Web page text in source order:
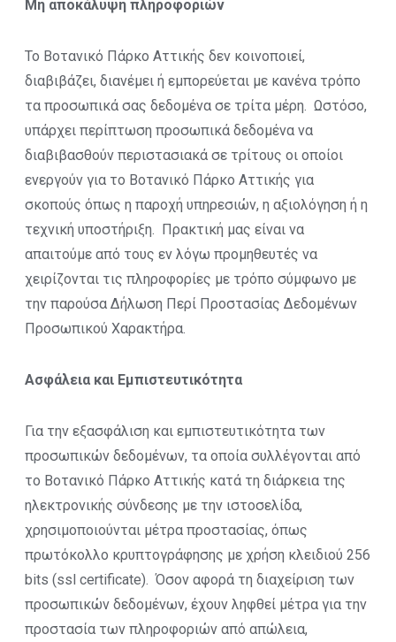
Μη αποκάλυψη πληροφοριών
Το Βοτανικό Πάρκο Αττικής δεν κοινοποιεί,
διαβιβάζει, διανέμει ή εμπορεύεται με κανένα τρόπο
τα προσωπικά σας δεδομένα σε τρίτα μέρη. Ωστόσο,
υπάρχει περίπτωση προσωπικά δεδομένα να
διαβιβασθούν περιστασιακά σε τρίτους οι οποίοι
ενεργούν για το Βοτανικό Πάρκο Αττικής για
σκοπούς όπως η παροχή υπηρεσιών, η αξιολόγηση ή η
τεχνική υποστήριξη. Πρακτική μας είναι να
απαιτούμε από τους εν λόγω προμηθευτές να
χειρίζονται τις πληροφορίες με τρόπο σύμφωνο με
την παρούσα Δήλωση Περί Προστασίας Δεδομένων
Προσωπικού Χαρακτήρα.
Ασφάλεια και Εμπιστευτικότητα
Για την εξασφάλιση και εμπιστευτικότητα των
προσωπικών δεδομένων, τα οποία συλλέγονται από
το Βοτανικό Πάρκο Αττικής κατά τη διάρκεια της
ηλεκτρονικής σύνδεσης με την ιστοσελίδα,
χρησιμοποιούνται μέτρα προστασίας, όπως
πρωτόκολλο κρυπτογράφησης με χρήση κλειδιού 256
bits (ssl certificate). Όσον αφορά τη διαχείριση των
προσωπικών δεδομένων, έχουν ληφθεί μέτρα για την
προστασία των πληροφοριών από απώλεια,